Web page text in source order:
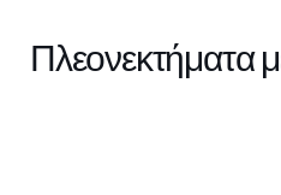
Πλεονεκτήματα